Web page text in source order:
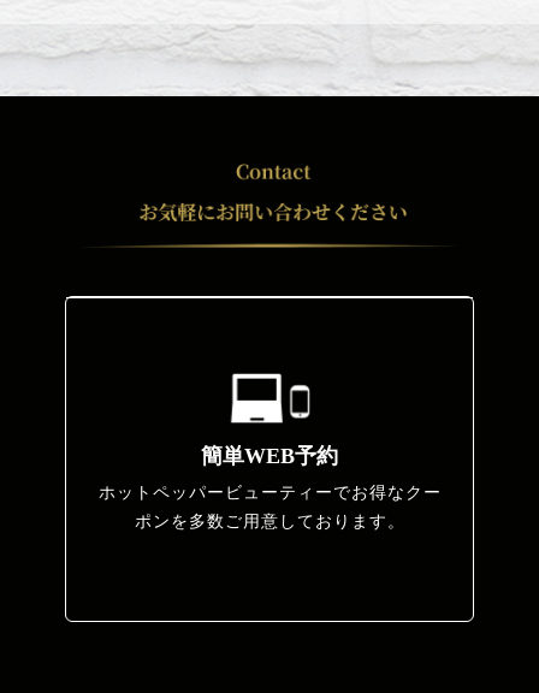
簡単WEB予約
ホットペッパービューティーでお得なクー
ポンを多数ご用意しております。